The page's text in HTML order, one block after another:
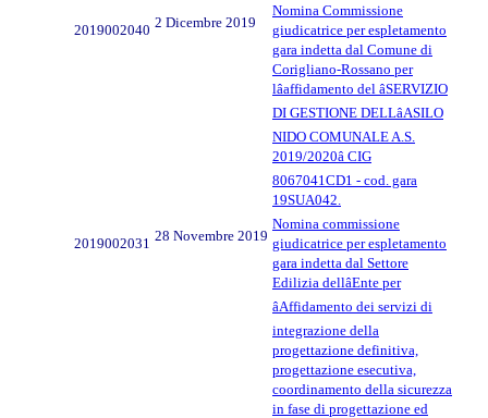
2019002040 2 Dicembre 2019
Nomina Commissione
giudicatrice per espletamento
gara indetta dal Comune di
Corigliano-Rossano per
lâaffidamento del âSERVIZIO
DI GESTIONE DELLâASILO
NIDO COMUNALE A.S.
2019/2020â CIG
8067041CD1 - cod. gara
19SUA042.
2019002031 28 Novembre 2019
Nomina commissione
giudicatrice per espletamento
gara indetta dal Settore
Edilizia dellâEnte per
âAffidamento dei servizi di
integrazione della
progettazione definitiva,
progettazione esecutiva,
coordinamento della sicurezza
in fase di progettazione ed